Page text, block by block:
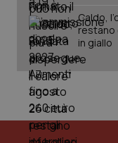
Caldo,
restano
in giallo